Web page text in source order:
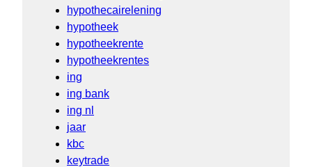
hypothecairelening
hypotheek
hypotheekrente
hypotheekrentes
ing
ing bank
ing nl
jaar
kbc
keytrade